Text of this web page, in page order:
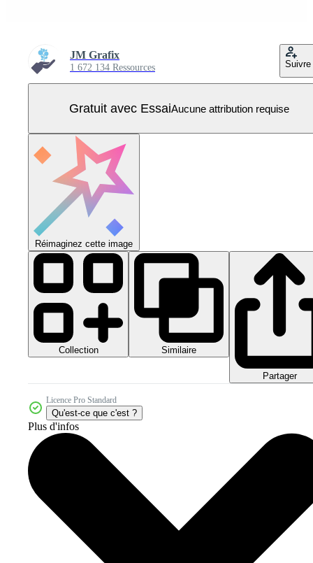
JM Grafix
1 672 134 Ressources Suivre
Gratuit avec EssaiAucune attribution requise
Réimaginez cette image
Collection Similaire
Partager
Licence Pro Standard
Qu'est-ce que c'est ?
Plus d'infos